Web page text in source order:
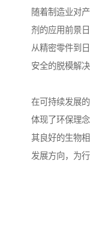
随着制造业对
剂的应用前景日
从精密零件到
安全的脱模解
在可持续发展
体现了环保理念
其良好的生物
发展方向，为